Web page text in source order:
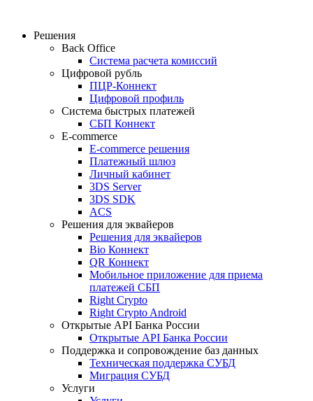
Решения
Back Office
Система расчета комиссий
Цифровой рубль
ПЦР-Коннект
Цифровой профиль
Система быстрых платежей
СБП Коннект
E-commerce
E-commerce решения
Платежный шлюз
Личный кабинет
3DS Server
3DS SDK
ACS
Решения для эквайеров
Решения для эквайеров
Bio Коннект
QR Коннект
Мобильное приложение для приема
платежей СБП
Right Crypto
Right Crypto Android
Открытые API Банка России
Открытые API Банка России
Поддержка и сопровождение баз данных
Техническая поддержка СУБД
Миграция СУБД
Услуги